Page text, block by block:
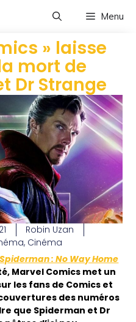
Menu
» laisse
mort de
Dr Strange
Robin Uzan
, Cinéma
Spiderman : No Way Home
Marvel Comics met un
les fans de Comics et
des numéros
que Spiderman et Dr